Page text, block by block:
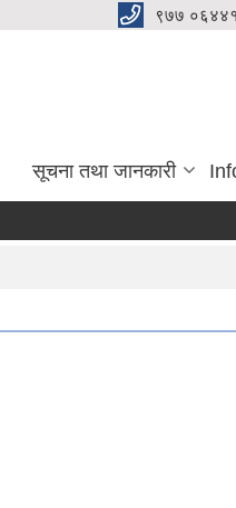
९७७
सूचना तथा जानकारी